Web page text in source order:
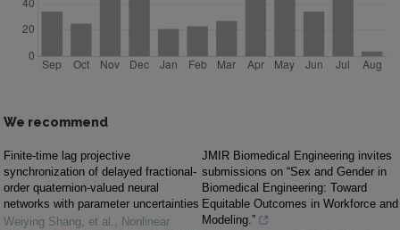
We recommend
Finite-time lag projective
synchronization of delayed fractional-
order quaternion-valued neural
networks with parameter uncertainties
Weiying Shang, et al. , Nonlinear
JMIR Biomedical Engineering invites
submissions on “Sex and Gender in
Biomedical Engineering: Toward
Equitable Outcomes in Workforce and
Modeling.”